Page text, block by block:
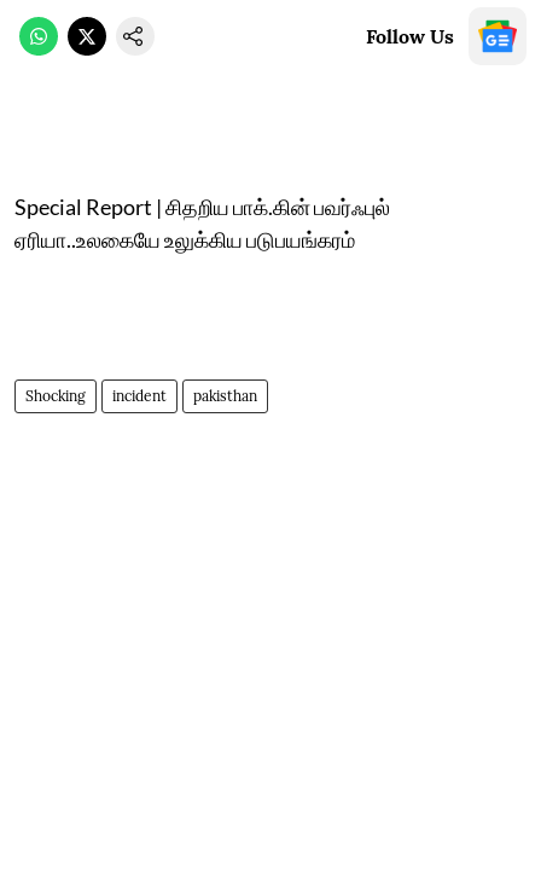
Follow Us
Special Report | சிதறிய பாக்.கின் பவர்ஃபுல்
ஏரியா..உலகையே உலுக்கிய படுபயங்கரம்
Shocking incident pakisthan